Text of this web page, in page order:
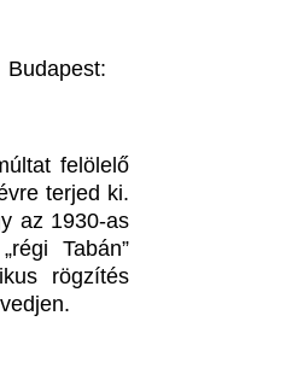
felölelő
terjed ki.
az 1930-as
Tabán”
rögzítés